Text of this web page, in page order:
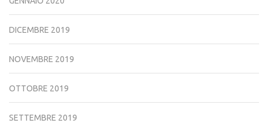
DICEMBRE 2019
NOVEMBRE 2019
OTTOBRE 2019
SETTEMBRE 2019